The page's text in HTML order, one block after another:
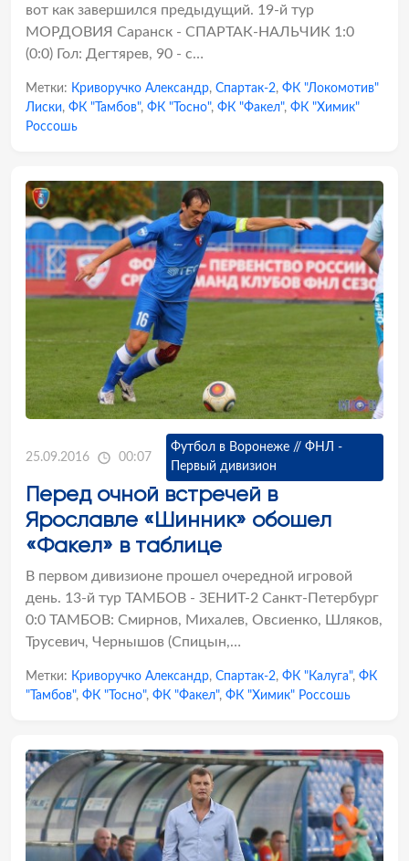
вот как завершился предыдущий. 19-й тур
МОРДОВИЯ Саранск - СПАРТАК-НАЛЬЧИК 1:0
(0:0) Гол: Дегтярев, 90 - с…
Метки: Криворучко Александр, Спартак-2, ФК "Локомотив"
Лиски, ФК "Тамбов", ФК "Тосно", ФК "Факел", ФК "Химик"
Россошь
25.09.2016 00:07
Футбол в Воронеже // ФНЛ -
Первый дивизион
Перед очной встречей в
Ярославле «Шинник» обошел
«Факел» в таблице
В первом дивизионе прошел очередной игровой
день. 13-й тур ТАМБОВ - ЗЕНИТ-2 Санкт-Петербург
0:0 ТАМБОВ: Смирнов, Михалев, Овсиенко, Шляков,
Трусевич, Чернышов (Спицын,…
Метки: Криворучко Александр, Спартак-2, ФК "Калуга", ФК
"Тамбов", ФК "Тосно", ФК "Факел", ФК "Химик" Россошь